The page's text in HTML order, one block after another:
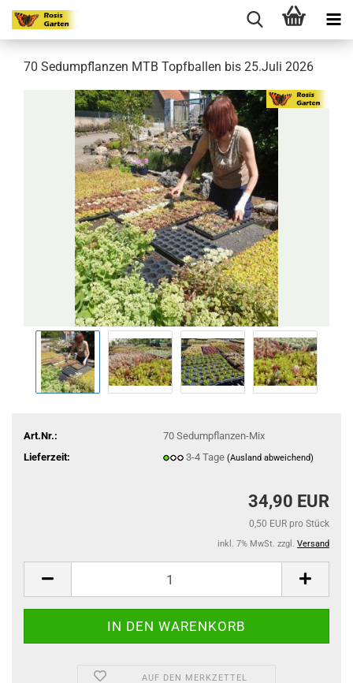
70 Sedumpflanzen MTB Topfballen bis 25.Juli 2026
Art.Nr.:
70 Sedumpflanzen-Mix
Lieferzeit:
3-4 Tage (Ausland abweichend)
34,90 EUR
0,50 EUR pro Stück
inkl. 7% MwSt. zzgl. Versand
AUF DEN MERKZETTEL